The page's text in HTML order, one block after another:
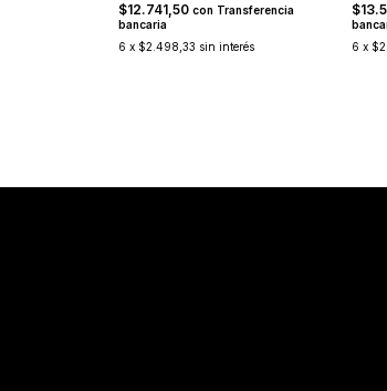
$12.741,50 con Transferencia
bancaria
6 x $2.498,33 sin interés
6 x